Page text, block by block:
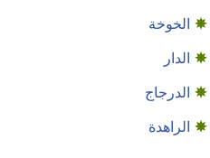
الخوخة
الدار
الدرجاج
الراهدة